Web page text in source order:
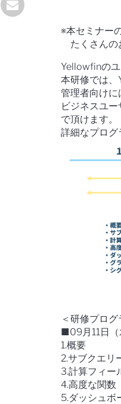
※本セミナー
たくさんの
Yellowfinの
本研修では、
管理者向けに
ビジネスユ
で頂けます。
詳細なプログ
＜研修プログ
■09月11日（
1.概要
2.サブクエリ
3.計算フィー
4.高度な関数
5.ダッシュボ